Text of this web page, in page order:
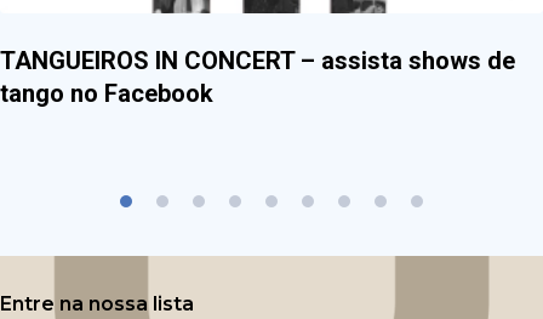
TANGUEIROS IN CONCERT – assista shows de
tango no Facebook
Entre na nossa lista